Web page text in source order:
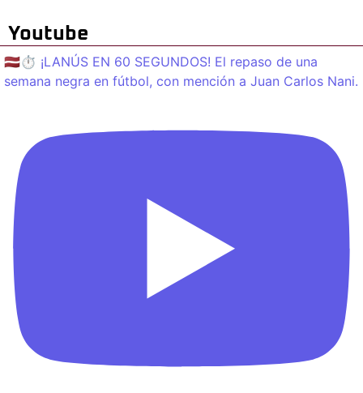
Youtube
🇱🇻⏱️ ¡LANÚS EN 60 SEGUNDOS! El repaso de una
semana negra en fútbol, con mención a Juan Carlos Nani.